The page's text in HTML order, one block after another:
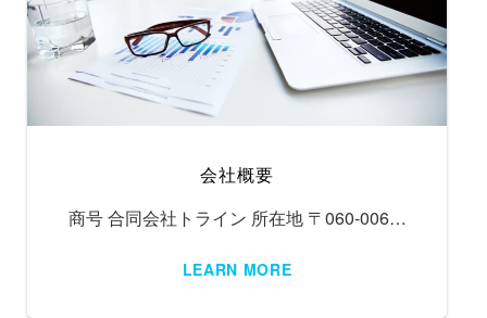
会社概要
商号 合同会社トライン 所在地 〒060-006…
LEARN MORE